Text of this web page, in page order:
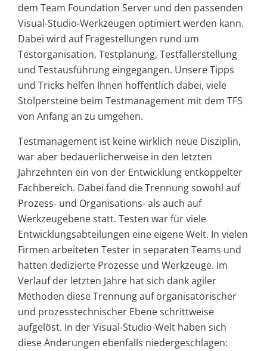
dem Team Foundation Server und den passenden
Visual-Studio-Werkzeugen optimiert werden kann.
Dabei wird auf Fragestellungen rund um
Testorganisation, Testplanung, Testfallerstellung
und Testausführung eingegangen. Unsere Tipps
und Tricks helfen Ihnen hoffentlich dabei, viele
Stolpersteine beim Testmanagement mit dem TFS
von Anfang an zu umgehen.
Testmanagement ist keine wirklich neue Disziplin,
war aber bedauerlicherweise in den letzten
Jahrzehnten ein von der Entwicklung entkoppelter
Fachbereich. Dabei fand die Trennung sowohl auf
Prozess- und Organisations- als auch auf
Werkzeugebene statt. Testen war für viele
Entwicklungsabteilungen eine eigene Welt. In vielen
Firmen arbeiteten Tester in separaten Teams und
hatten dedizierte Prozesse und Werkzeuge. Im
Verlauf der letzten Jahre hat sich dank agiler
Methoden diese Trennung auf organisatorischer
und prozesstechnischer Ebene schrittweise
aufgelöst. In der Visual-Studio-Welt haben sich
diese Änderungen ebenfalls niedergeschlagen: